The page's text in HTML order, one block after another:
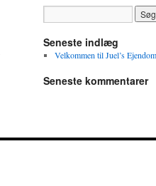
Seneste indlæg
Velkommen til Juel’s
Seneste kommentarer